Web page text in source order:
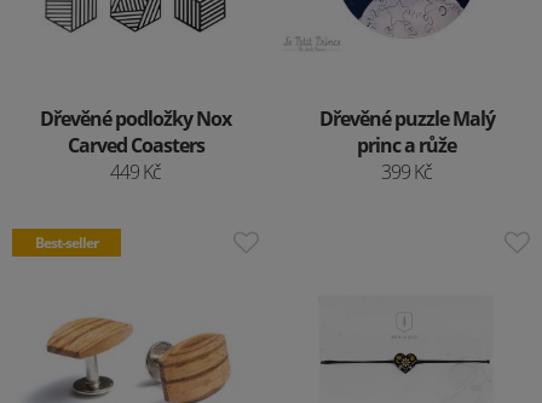
Dřevěné podložky Nox
Carved Coasters
449 Kč
Dřevěné puzzle Malý
princ a růže
399 Kč
Best-seller